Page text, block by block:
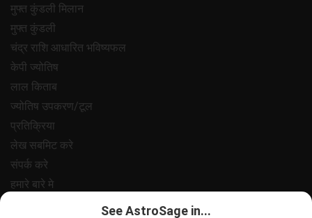
मुफ्त कुंडली मिलान
मुफ्त कुंडली
चंद्र राशि आधारित भविष्यफल
केपी ज्योतिष
लाल किताब
ज्योतिष उपकरण/टूल
प्रतिक्रिया
लेख सबमिट करे
संपर्क करे
हमारे बारे मे
See AstroSage in...